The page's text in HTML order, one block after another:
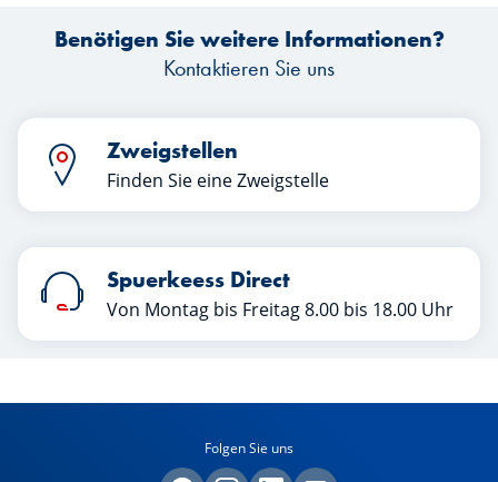
Benötigen Sie weitere Informationen?
Kontaktieren Sie uns
Zweigstellen
Finden Sie eine Zweigstelle
Spuerkeess Direct
Von Montag bis Freitag 8.00 bis 18.00 Uhr
Folgen Sie uns